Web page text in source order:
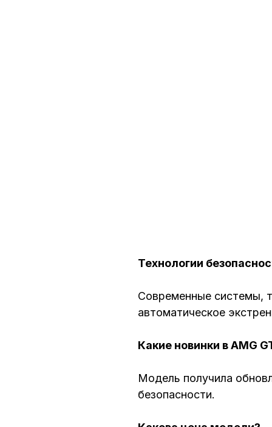
Технологии
Современные системы,
автоматическое
Какие новинки в AMG
Модель получила
безопасности.